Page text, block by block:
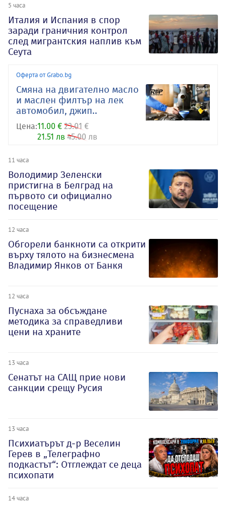
5 часа
Италия и Испания в спор
заради граничния контрол
след мигрантския наплив към
Сеута
Оферта от Grabo.bg
Смяна на двигателно масло
и маслен филтър на лек
автомобил, джип..
Цена:11.00 € 23.01 €
21.51 лв 45.00 лв
11 часа
Володимир Зеленски
пристигна в Белград на
първото си официално
посещение
12 часа
Обгорели банкноти са открити
върху тялото на бизнесмена
Владимир Янков от Банкя
12 часа
Пуснаха за обсъждане
методика за справедливи
цени на храните
13 часа
Сенатът на САЩ прие нови
санкции срещу Русия
13 часа
Психиатърът д-р Веселин
Герев в „Телеграфно
подкастът“: Отглеждат се деца
психопати
14 часа